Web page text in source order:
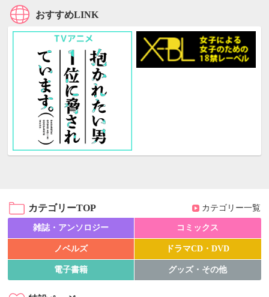
おすすめLINK
カテゴリーTOP カテゴリー一覧
雑誌・アンソロジー コミックス
ノベルズ ドラマCD・DVD
電子書籍 グッズ・その他